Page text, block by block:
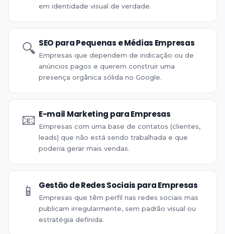
em identidade visual de verdade.
🔍 SEO para Pequenas e Médias Empresas
Empresas que dependem de indicação ou de
anúncios pagos e querem construir uma
presença orgânica sólida no Google.
📧 E-mail Marketing para Empresas
Empresas com uma base de contatos (clientes,
leads) que não está sendo trabalhada e que
poderia gerar mais vendas.
📱 Gestão de Redes Sociais para Empresas
Empresas que têm perfil nas redes sociais mas
publicam irregularmente, sem padrão visual ou
estratégia definida.